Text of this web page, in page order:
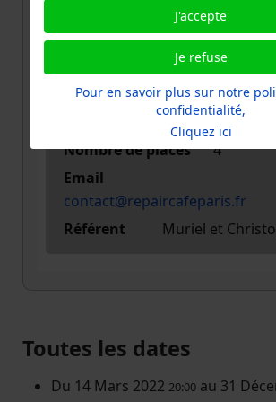
Pièce
rcp-engranage-et-texte-eiffel-3 .png
Places disponibles
4
Nombre de places
4
Email
contact@repaircafeparis.fr
Référent
Muriel et
Toutes les dates
Du 14 Mars 2022 20:00 au 31
J'accepte
Je refuse
Pour en savoir plus sur notre
confidentialité,
Cliquez ici